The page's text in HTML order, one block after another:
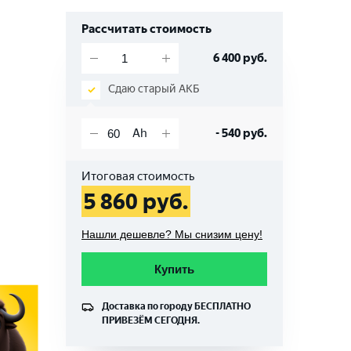
Рассчитать стоимость
6 400руб.
Сдаю старый АКБ
-540руб.
Итоговая стоимость
5 860 руб.
Нашли дешевле? Мы снизим цену!
Купить
Доставка по городу БЕСПЛАТНО
ПРИВЕЗЁМ СЕГОДНЯ.